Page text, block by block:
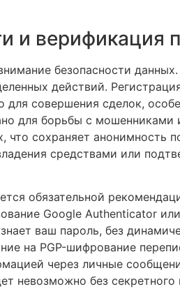
и верификация
безопасности
действий.
совершения сделок,
для борьбы с
что сохраняет анонимность
средствами или
обязательной
Google Authenticator
ваш пароль, без
на PGP-шифрование
через личные
невозможно без секретного